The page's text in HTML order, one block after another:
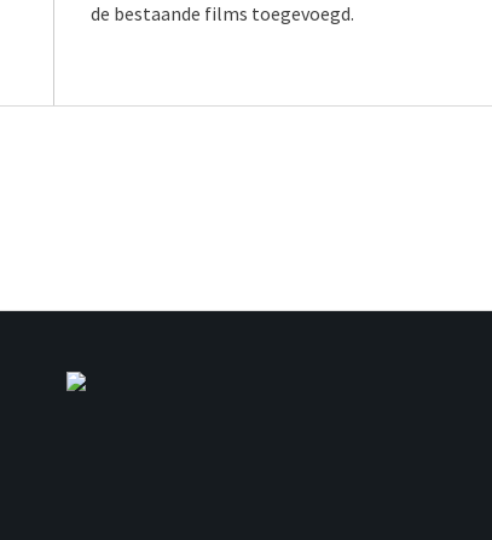
de bestaande films toegevoegd.